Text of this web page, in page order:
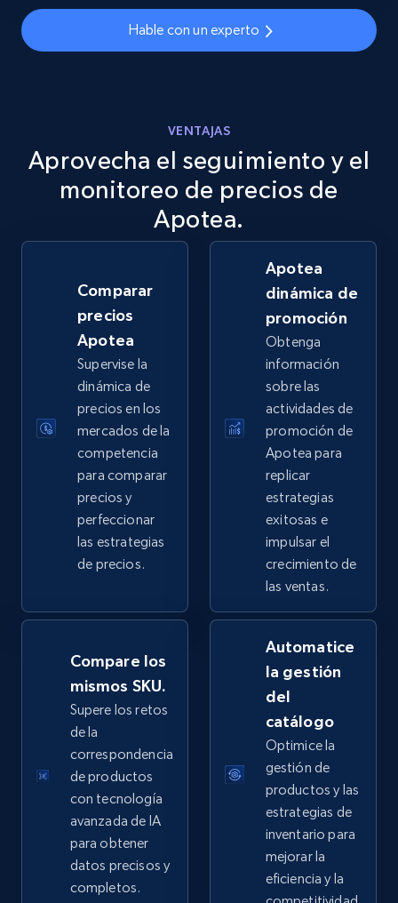
eBay
URL, Product id, Title, Seller name, Seller rating,
Seller reviews, Breadcrumbs, Root category, and
Comenzar ahora
eBay - Gather data on products using
specified keywords
URL, Product id, Title, Seller name, Seller rating,
Seller reviews, Breadcrumbs, Root category, and
2.5K+ Comenzar ahora
eBay - Collect products from shops on eBay
URL, Product id, Title, Seller name, Seller rating,
Seller reviews, Breadcrumbs, Root category, and
2.5K+ 359+ Comenzar ahora
eBay - Collect records by category
URL, Product id, Title, Seller name, Seller rating,
Seller reviews, Breadcrumbs, Root category, and
more.
2.5K+ Comenzar ahora
Hable con un experto
VENTAJAS
Aprovecha el seguimiento y el
monitoreo de precios de
Apotea.
Comparar
precios
Apotea
Supervise la
dinámica de
precios en los
mercados de la
competencia
para comparar
precios y
perfeccionar
las estrategias
de precios.
Apotea
dinámica de
promoción
Obtenga
información
sobre las
actividades de
promoción de
Apotea para
replicar
estrategias
exitosas e
impulsar el
crecimiento de
las ventas.
Compare los
mismos SKU.
Supere los retos
de la
correspondencia
de productos
con tecnología
avanzada de IA
para obtener
datos precisos y
completos.
Automatice
la gestión
del
catálogo
Optimice la
gestión de
productos y las
estrategias de
inventario para
mejorar la
eficiencia y la